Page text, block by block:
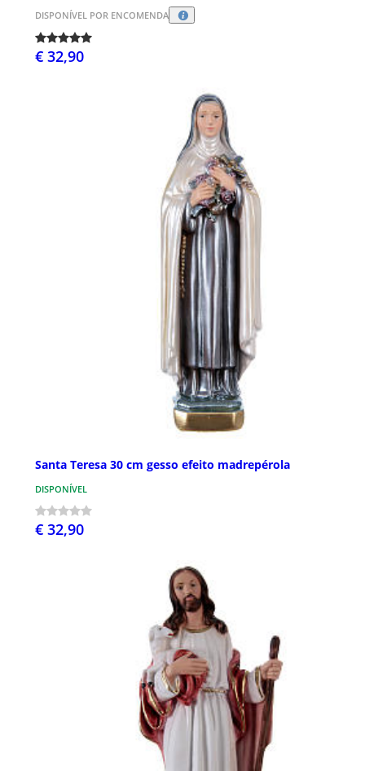
DISPONÍVEL POR ENCOMENDA
€ 32,90
Santa Teresa 30 cm gesso efeito madrepérola
DISPONÍVEL
€ 32,90